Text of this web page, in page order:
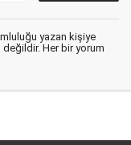
yazan kişiye
Her bir yorum